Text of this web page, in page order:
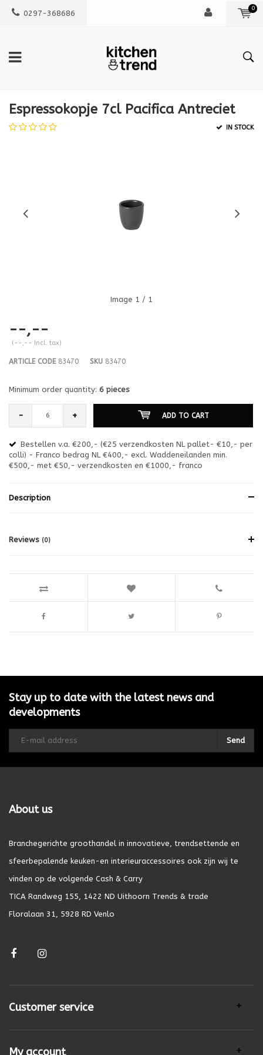
0297-368686
0
Espressokopje 7cl Pacifica Antreciet
IN STOCK
Image 1 / 1
--,--
(--,-- Incl. tax)
ARTICLE CODE83470 SKU 83470
Minimum order quantity: 6 pieces
- + ADD TO CART
Bestellen v.a. €200,- (€25 verzendkosten NL pallet- €10,- per
colli) - Franco bedrag NL €400,- excl. Waddeneilanden min.
€500,- met €50,- verzendkosten en €1000,- franco
Description
Reviews (0)
Stay up to date with the latest news and
developments
Send
About us
Branchegerichte groothandel in innovatieve, trendsettende en
sfeerbepalende keuken-en interieuraccessoires ook zijn wij te
vinden op de volgende Cash & Carry
TICA Randweg 155, 1422 ND Uithoorn Trends & trade
Floralaan 31, 5928 RD Venlo
Customer service
My account